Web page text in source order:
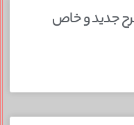
مجلسی شیک؛ ۱۵ طرح جدید و خاص